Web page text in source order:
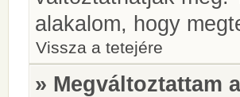
alakalom, hogy
Vissza a tetejére
» Megváltoztattam